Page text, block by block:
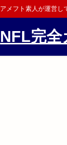
アメフト素人が運営し
NFL完全